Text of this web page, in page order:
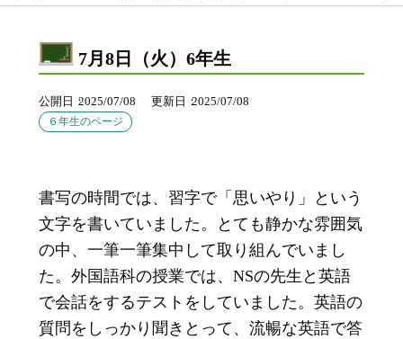
7月8日（火）6年生
公開日 2025/07/08 更新日 2025/07/08
６年生のページ
書写の時間では、習字で「思いやり」という
文字を書いていました。とても静かな雰囲気
の中、一筆一筆集中して取り組んでいまし
た。外国語科の授業では、NSの先生と英語
で会話をするテストをしていました。英語の
質問をしっかり聞きとって、流暢な英語で答